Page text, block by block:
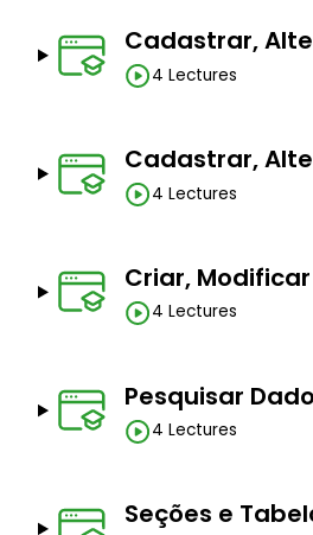
Cadastrar,
4 Lectures
Cadastrar,
4 Lectures
Criar,
4 Lectures
Pesquisar
4 Lectures
Seções e